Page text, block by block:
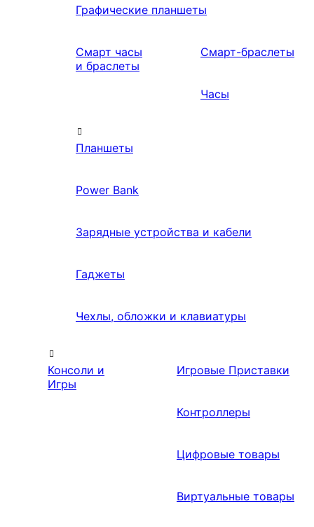
Графические планшеты
Смарт часы
и браслеты
Смарт-браслеты
Часы
Планшеты
Power Bank
Зарядные устройства и кабели
Гаджеты
Чехлы, обложки и клавиатуры
Консоли и
Игры
Игровые Приставки
Контроллеры
Цифровые товары
Виртуальные товары